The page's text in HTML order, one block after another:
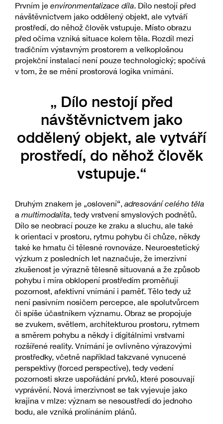
Prvním je environmentalizace díla. Dílo nestojí před
návštěvnictvem jako oddělený objekt, ale vytváří
prostředí, do něhož člověk vstupuje. Místo obrazu
před očima vzniká situace kolem těla. Rozdíl mezi
tradičním výstavným prostorem a velkoplošnou
projekční instalací není pouze technologický; spočívá
v tom, že se mění prostorová logika vnímání.
„ Dílo nestojí před
návštěvnictvem jako
oddělený objekt, ale vytváří
prostředí, do něhož člověk
vstupuje.“
Druhým znakem je „oslovení“,adresování celého těla
a multimodalita, tedy vrstvení smyslových podnětů.
Dílo se neobrací pouze ke zraku a sluchu, ale také
k orientaci v prostoru, rytmu pohybu či chůze, někdy
také ke hmatu či tělesné rovnováze. Neuroestetický
výzkum z posledních let naznačuje, že imerzivní
zkušenost je výrazně tělesně situovaná a že způsob
pohybu i míra obklopení prostředím proměňují
pozornost, afektivní vnímání i paměť. Tělo tedy už
není pasivním nosičem percepce, ale spolutvůrcem
či spíše účastníkem významu. Obraz se propojuje
se zvukem, světlem, architekturou prostoru, rytmem
a směrem pohybu a někdy i digitálními vrstvami
rozšířené reality. Vnímání je ovlivněno výrazovými
prostředky, včetně například takzvané vynucené
perspektivy (forced perspective), tedy vedení
pozornosti skrze uspořádání prvků, které posouvají
vyprávění. Nová imerzivnost se tak vyjevuje jako
krajina v mlze: význam se nesoustředí do jednoho
bodu, ale vzniká prolínáním plánů.